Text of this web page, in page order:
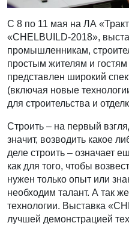
С 8 по 11 мая на ЛА
«CHELBUILD-2018»,
промышленникам,
простым жителям и гостям
представлен широкий
(включая новые
для строительства и
Строить – на первый
значит, возводить какое
деле строить – означает
как для того, чтобы
нужен только опыт или
необходим талант. А так
технологии. Выставка
лучшей демонстрацией